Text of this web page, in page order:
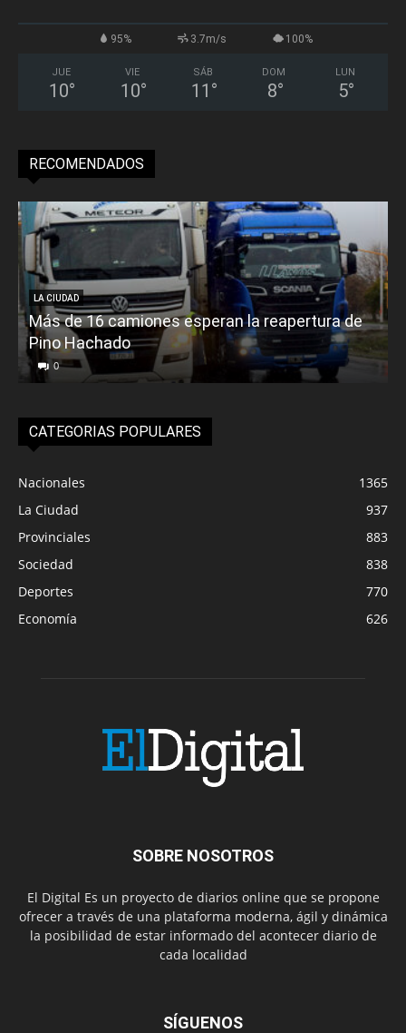
95% 3.7m/s 100%
JUE
10°
VIE
10°
SÁB
11 °
DOM
8°
LUN
5°
RECOMENDADOS
LA CIUDAD
Más de 16 camiones esperan la reapertura de
Pino Hachado
0
CATEGORIAS POPULARES
Nacionales
1365
La Ciudad
937
Provinciales
883
Sociedad
838
Deportes
770
Economía
626
SOBRE NOSOTROS
El Digital Es un proyecto de diarios online que se propone
ofrecer a través de una plataforma moderna, ágil y dinámica
la posibilidad de estar informado del acontecer diario de
cada localidad
SÍGUENOS